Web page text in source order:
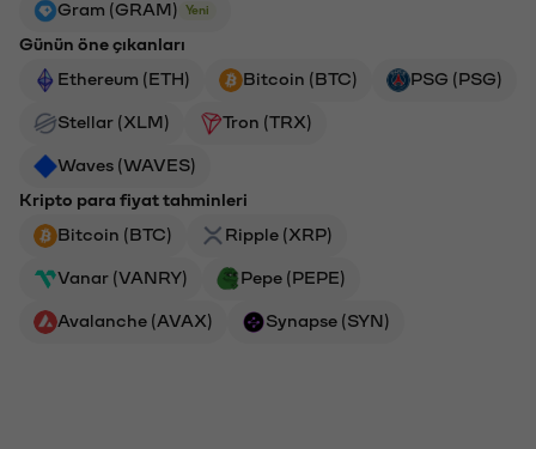
Gram (GRAM)
Yeni
Günün öne çıkanları
Ethereum (ETH)
Bitcoin (BTC) PSG (PSG)
Stellar (XLM) Tron (TRX)
Waves (WAVES)
Kripto para fiyat tahminleri
Bitcoin (BTC)
Ripple (XRP)
Vanar (VANRY) Pepe (PEPE)
Avalanche (AVAX) Synapse (SYN)